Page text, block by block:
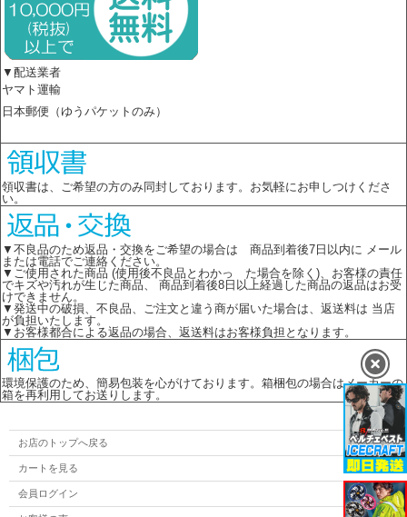
▼配送業者
ヤマト運輸
日本郵便（ゆうパケットのみ）
領収書は、ご希望の方のみ同封しております。お気軽にお申しつけくださ
い。
▼不良品のため返品・交換をご希望の場合は 商品到着後7日以内に メール
または電話でご連絡ください。
▼ご使用された商品 (使用後不良品とわかっ た場合を除く)、お客様の責任
でキズや汚れが生じた商品、 商品到着後8日以上経過した商品の返品はお受
けできません。
▼発送中の破損、不良品、ご注文と違う商が届いた場合は、返送料は 当店
が負担いたします。
▼お客様都合による返品の場合、返送料はお客様負担となります。
環境保護のため、簡易包装を心がけております。箱梱包の場合はメーカーの
箱を再利用してお送りします。
お店のトップへ戻る
カートを見る
会員ログイン